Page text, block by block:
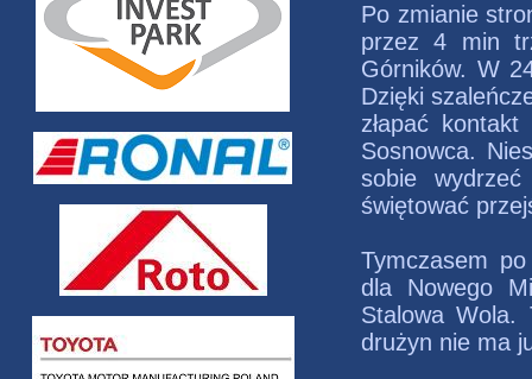
Po zmianie
przez 4 min
Górników. W
Dzięki
złapać
Sosnowca.
sobie
świętować
Tymczasem
dla Nowego
Stalowa Wola.
drużyn nie ma